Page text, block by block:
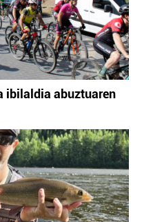
ematen diguzu.Gehiago
ibilaldia abuztuaren